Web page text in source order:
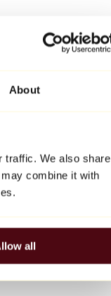
About
traffic. We also share
combine it with
all